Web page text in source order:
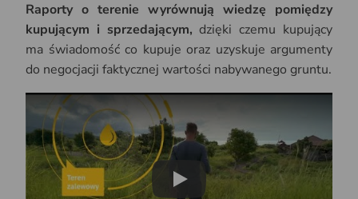
Raporty o terenie wyrównują wiedzę pomiędzy
kupującym i sprzedającym, dzięki czemu kupujący
ma świadomość co kupuje oraz uzyskuje argumenty
do negocjacji faktycznej wartości nabywanego gruntu.
Play